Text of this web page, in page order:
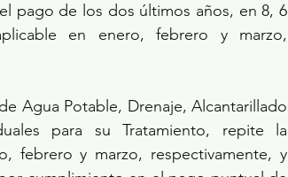
pago de los dos últimos años, en 8, 6
en enero, febrero y marzo,
Agua Potable, Drenaje, Alcantarillado
para su Tratamiento, repite la
febrero y marzo, respectivamente, y